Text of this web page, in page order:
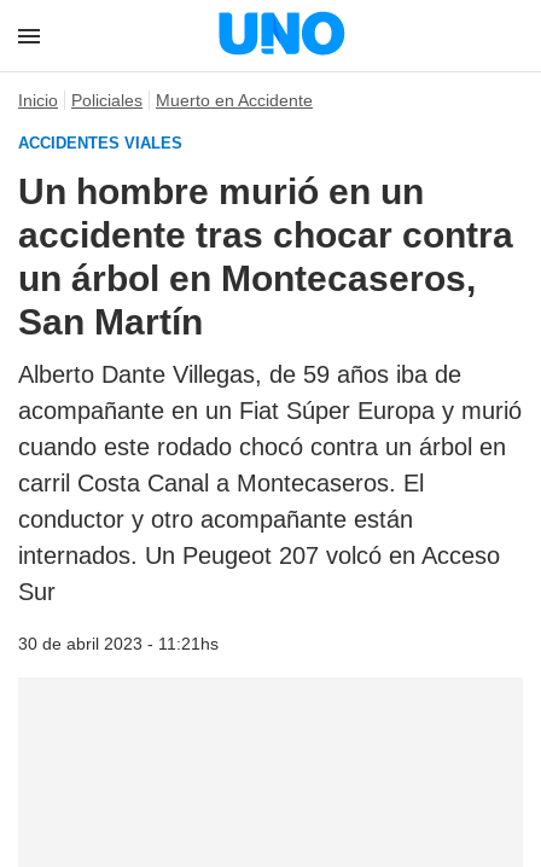
Inicio Policiales Muerto en Accidente
ACCIDENTES VIALES
Un hombre murió en un
accidente tras chocar contra
un árbol en Montecaseros,
San Martín
Alberto Dante Villegas, de 59 años iba de
acompañante en un Fiat Súper Europa y murió
cuando este rodado chocó contra un árbol en
carril Costa Canal a Montecaseros. El
conductor y otro acompañante están
internados. Un Peugeot 207 volcó en Acceso
Sur
30 de abril 2023 - 11:21hs